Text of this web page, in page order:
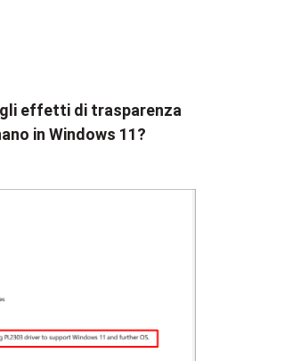
effetti di trasparenza
in Windows 11?